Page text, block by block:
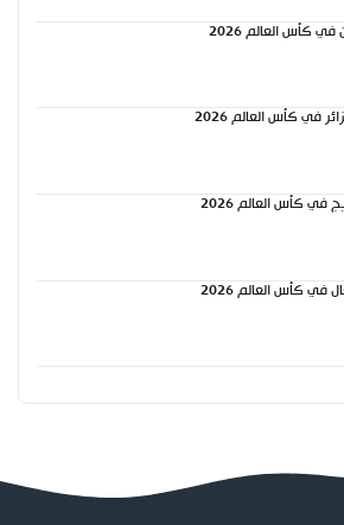
موعد مباراة النمسا والأردن في كأس العالم 2026
موعد مباراة الأرجنتين والجزائر في كأس العالم 2026
موعد مباراة العراق والنرويج في كأس العالم 2026
موعد مباراة فرنسا والسنغال في كأس العالم 2026